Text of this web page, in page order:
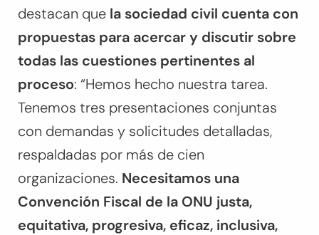
destacan que la sociedad civil cuenta con
propuestas para acercar y discutir sobre
todas las cuestiones pertinentes al
proceso: “Hemos hecho nuestra tarea.
Tenemos tres presentaciones conjuntas
con demandas y solicitudes detalladas,
respaldadas por más de cien
organizaciones. Necesitamos una
Convención Fiscal de la ONU justa,
equitativa, progresiva, eficaz, inclusiva,